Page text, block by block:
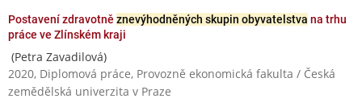
Postavení zdravotně znevýhodněných skupin obyvatelstva na trhu
práce ve Zlínském kraji
(Petra Zavadilová)
2020, Diplomová práce, Provozně ekonomická fakulta / Česká
zemědělská univerzita v Praze